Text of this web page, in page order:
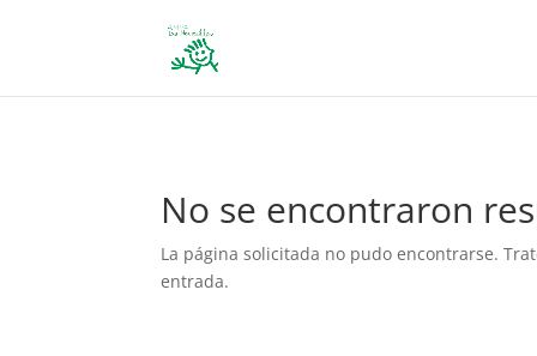
No se encontraron
La página solicitada no pudo encontrarse.
entrada.